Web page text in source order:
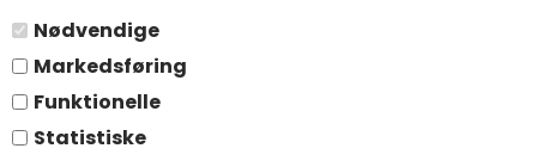
Nødvendige
Markedsføring
Funktionelle
Statistiske